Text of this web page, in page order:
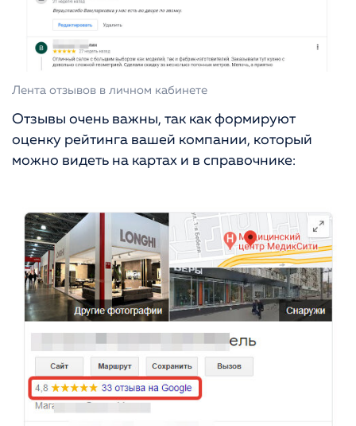
Лента отзывов в личном кабинете
Отзывы очень важны, так как формируют
оценку рейтинга вашей компании, который
можно видеть на картах и в справочнике: